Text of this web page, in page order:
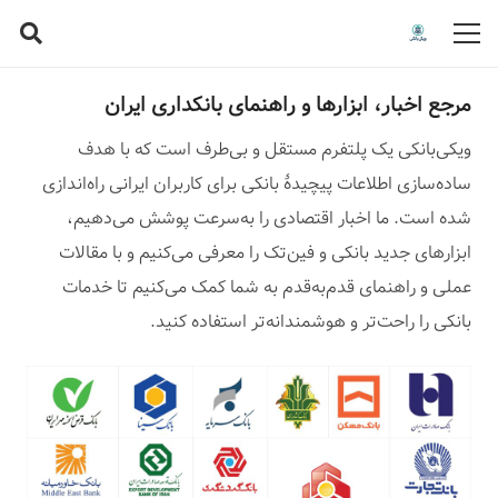
مرجع اخبار، ابزارها و راهنمای بانکداری ایران
ویکی‌بانکی یک پلتفرم مستقل و بی‌طرف است که با هدف
ساده‌سازی اطلاعات پیچیدهٔ بانکی برای کاربران ایرانی راه‌اندازی
شده است. ما اخبار اقتصادی را به‌سرعت پوشش می‌دهیم،
ابزارهای جدید بانکی و فین‌تک را معرفی می‌کنیم و با مقالات
عملی و راهنمای قدم‌به‌قدم به شما کمک می‌کنیم تا خدمات
بانکی را راحت‌تر و هوشمندانه‌تر استفاده کنید.